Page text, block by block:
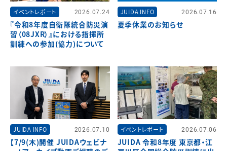
イベントレポート 2026.07.24
『令和8年度自衛隊統合防災演
習（08JXR）』における指揮所
訓練への参加(協力)について
JUIDA INFO 2026.07.16
夏季休業のお知らせ
JUIDA INFO 2026.07.10
【7/9(木)開催 JUIDAウェビナ
イベントレポート 2026.07.06
JUIDA 令和8年度 東京都・江